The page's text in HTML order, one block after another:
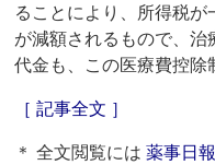
ることにより、所得税
が減額されるもので、
代金も、この医療費控除
［ 記事全文 ］
＊ 全文閲覧には薬事日